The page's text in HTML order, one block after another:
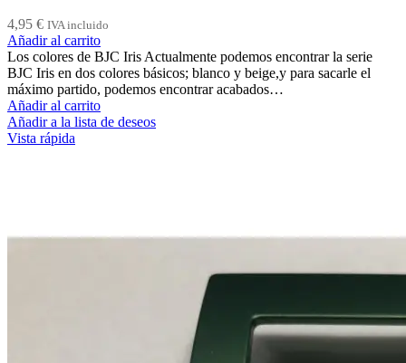
4,95 € IVA incluido
Añadir al carrito
Los colores de BJC Iris Actualmente podemos encontrar la serie
BJC Iris en dos colores básicos; blanco y beige,y para sacarle el
máximo partido, podemos encontrar acabados…
Añadir al carrito
Añadir a la lista de deseos
Vista rápida